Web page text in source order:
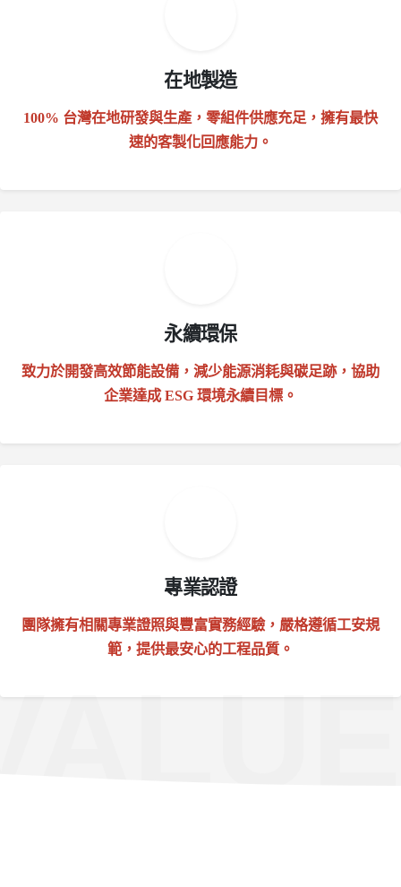
在地製造
100% 台灣在地研發與生產，零組件供應充足，擁有最快
速的客製化回應能力。
永續環保
致力於開發高效節能設備，減少能源消耗與碳足跡，協助
企業達成 ESG 環境永續目標。
專業認證
團隊擁有相關專業證照與豐富實務經驗，嚴格遵循工安規
範，提供最安心的工程品質。